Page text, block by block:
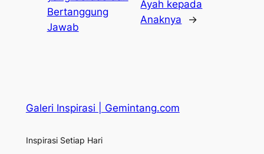
Bertanggung
Jawab
Ayah kepada
Anaknya
→
Galeri Inspirasi | Gemintang.com
Inspirasi Setiap Hari